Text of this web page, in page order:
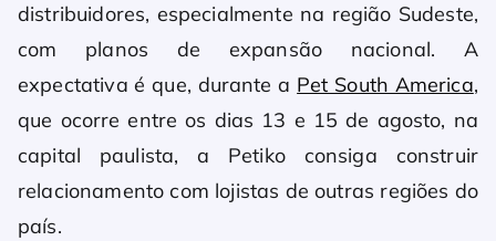
distribuidores, especialmente na região Sudeste,
com planos de expansão nacional. A
expectativa é que, durante a Pet South America,
que ocorre entre os dias 13 e 15 de agosto, na
capital paulista, a Petiko consiga construir
relacionamento com lojistas de outras regiões do
país.